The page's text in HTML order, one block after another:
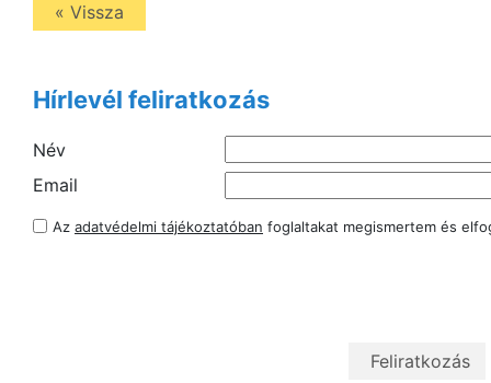
« Vissza
Hírlevél feliratkozás
Név
Email
Az adatvédelmi tájékoztatóban foglaltakat megismertem és